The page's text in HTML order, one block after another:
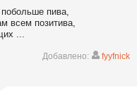
пива,
всем позитива,
...
Добавлено: fyyfnick